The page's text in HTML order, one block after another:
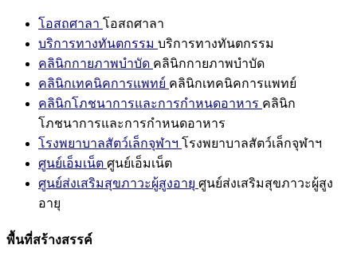
โอสถศาลา โอสถศาลา
บริการทางทันตกรรม บริการทางทันตกรรม
คลินิกกายภาพบำบัด คลินิกกายภาพบำบัด
คลินิกเทคนิคการแพทย์ คลินิกเทคนิคการแพทย์
คลินิกโภชนาการและการกำหนดอาหาร คลินิก
โภชนาการและการกำหนดอาหาร
โรงพยาบาลสัตว์เล็กจุฬาฯ โรงพยาบาลสัตว์เล็กจุฬาฯ
ศูนย์เอ็มเน็ต ศูนย์เอ็มเน็ต
ศูนย์ส่งเสริมสุขภาวะผู้สูงอายุ ศูนย์ส่งเสริมสุขภาวะผู้สูง
อายุ
พื้นที่สร้างสรรค์